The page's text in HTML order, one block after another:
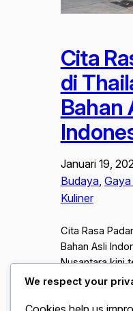
Cita
di
Bahan
Januari 19,
Budaya, Gaya
Kuliner
Cita Rasa
Bahan Asli
Nusantara kini
internasional
We respect your